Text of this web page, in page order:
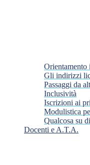
Orientamento
Gli indirizzi
Passaggi da
Inclusività
Iscrizioni ai
Modulistica
Qualcosa su
Docenti e A.T.A.